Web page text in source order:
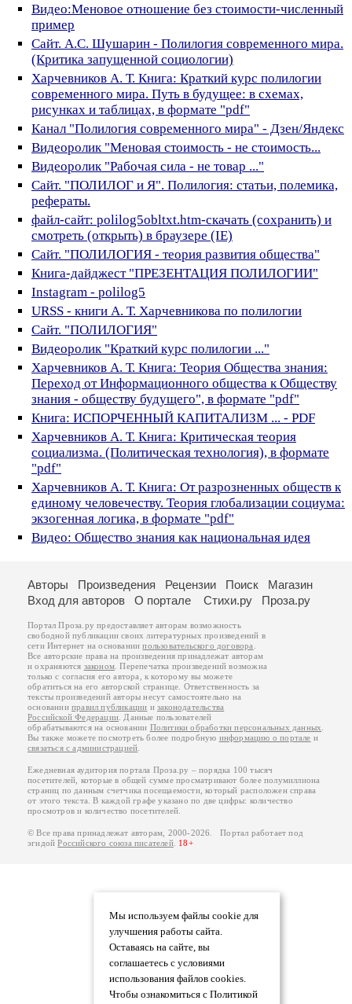
Видео:Меновое отношение без стоимости-численный
пример
Сайт. А.С. Шушарин - Полилогия современного мира.
(Критика запущенной социологии)
Харчевников А. Т. Книга: Краткий курс полилогии
современного мира. Путь в будущее: в схемах,
рисунках и таблицах, в формате "pdf"
Канал "Полилогия современного мира" - Дзен/Яндекс
Видеоролик "Меновая стоимость - не стоимость...
Видеоролик "Рабочая сила - не товар ..."
Сайт. "ПОЛИЛОГ и Я". Полилогия: статьи, полемика,
рефераты.
файл-сайт: polilog5obltxt.htm-скачать (сохранить) и
смотреть (открыть) в браузере (IE)
Сайт. "ПОЛИЛОГИЯ - теория развития общества"
Книга-дайджест "ПРЕЗЕНТАЦИЯ ПОЛИЛОГИИ"
Instagram - polilog5
URSS - книги А. Т. Харчевникова по полилогии
Сайт. "ПОЛИЛОГИЯ"
Видеоролик "Краткий курс полилогии ..."
Харчевников А. Т. Книга: Теория Общества знания:
Переход от Информационного общества к Обществу
знания - обществу будущего", в формате "pdf"
Книга: ИСПОРЧЕННЫЙ КАПИТАЛИЗМ ... - PDF
Харчевников А. Т. Книга: Критическая теория
социализма. (Политическая технология), в формате
"pdf"
Харчевников А. Т. Книга: От разрозненных обществ к
единому человечеству. Теория глобализации социума:
экзогенная логика, в формате "pdf"
Видео: Общество знания как национальная идея
Мы используем файлы cookie для
улучшения работы сайта.
Оставаясь на сайте, вы
соглашаетесь с условиями
использования файлов cookies.
Чтобы ознакомиться с Политикой
Авторы Произведения Рецензии Поиск
Магазин
Вход для авторов
О портале Стихи.ру Проза.ру
Портал Проза.ру предоставляет авторам возможность
свободной публикации своих литературных произведений в
сети Интернет на основаниипользовательского договора
Все авторские права на произведения принадлежат авторам
и охраняются законом . Перепечатка произведений возможна
только с согласия его автора, к которому вы можете
обратиться на его авторской странице. Ответственность за
тексты произведений авторы несут самостоятельно на
основанииправил публикации изаконодательства
Российской Федерации . Данные пользователей
обрабатываются на основании Политики обработки персональных данных
Вы также можете посмотреть более подробную информацию о портале и
связаться с администрацией
Ежедневная аудитория портала Проза.ру – порядка 100 тысяч
посетителей, которые в общей сумме просматривают более полумиллиона
страниц по данным счетчика посещаемости, который расположен справа
от этого текста. В каждой графе указано по две цифры: количество
просмотров и количество посетителей.
© Все права принадлежат авторам, 2000-2026. Портал работает под
эгидойРоссийского союза писателей. 18+